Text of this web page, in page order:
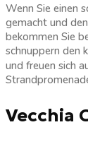
Wenn Sie einen
gemacht und
bekommen Sie
schnuppern den
und freuen sich
Vecchia